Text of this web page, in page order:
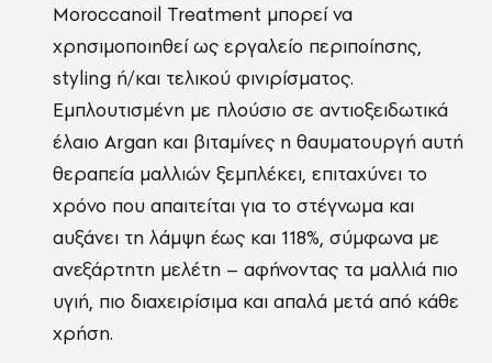
Moroccanoil Treatment μπορεί να
χρησιμοποιηθεί ως εργαλείο περιποίησης,
styling ή/και τελικού φινιρίσματος.
Εμπλουτισμένη με πλούσιο σε αντιοξειδωτικά
έλαιο Argan και βιταμίνες η θαυματουργή αυτή
θεραπεία μαλλιών ξεμπλέκει, επιταχύνει το
χρόνο που απαιτείται για το στέγνωμα και
αυξάνει τη λάμψη έως και 118%, σύμφωνα με
ανεξάρτητη μελέτη – αφήνοντας τα μαλλιά πιο
υγιή, πιο διαχειρίσιμα και απαλά μετά από κάθε
χρήση.